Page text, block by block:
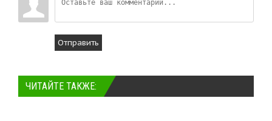
Отправить
ЧИТАЙТЕ ТАКЖЕ: